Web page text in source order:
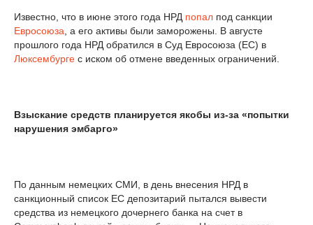
Известно, что в июне этого года НРД попал под санкции
Евросоюза , а его активы были заморожены. В августе
прошлого года НРД обратился в Суд Евросоюза (ЕС) в
Люксембурге с иском об отмене введенных ограничений.
Взыскание средств планируется якобы из-за «попытки
нарушения эмбарго»
По данным немецких СМИ, в день внесения НРД в
санкционный список ЕС депозитарий пытался вывести
средства из немецкого дочернего банка на счет в